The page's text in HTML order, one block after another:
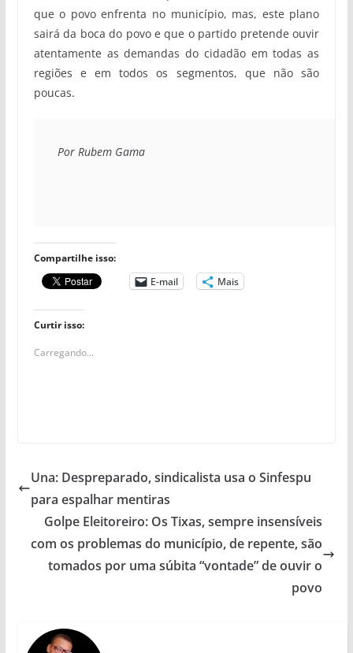
que o povo enfrenta no município, mas, este plano
sairá da boca do povo e que o partido pretende ouvir
atentamente as demandas do cidadão em todas as
regiões e em todos os segmentos, que não são
poucas.
Por Rubem Gama
Compartilhe isso:
E-mail
Mais
Curtir isso:
Carregando...
Una: Despreparado, sindicalista usa o Sinfespu
para espalhar mentiras
Golpe Eleitoreiro: Os Tixas, sempre insensíveis
com os problemas do município, de repente, são
tomados por uma súbita “vontade” de ouvir o
povo